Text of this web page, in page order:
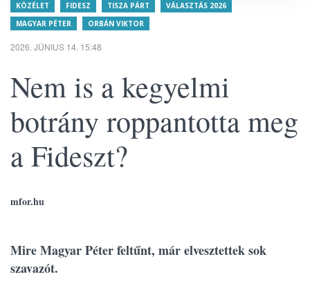
KÖZÉLET FIDESZ TISZA PÁRT
VÁLASZTÁS 2026
MAGYAR PÉTER
ORBÁN VIKTOR
2026. JÚNIUS 14. 15:48
Nem is a kegyelmi
botrány roppantotta meg
a Fideszt?
mfor.hu
Mire Magyar Péter feltűnt, már elvesztettek sok
szavazót.